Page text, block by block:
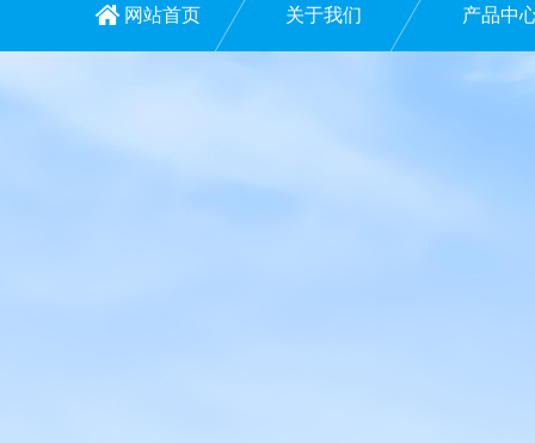
网站首页 关于我们 产品中